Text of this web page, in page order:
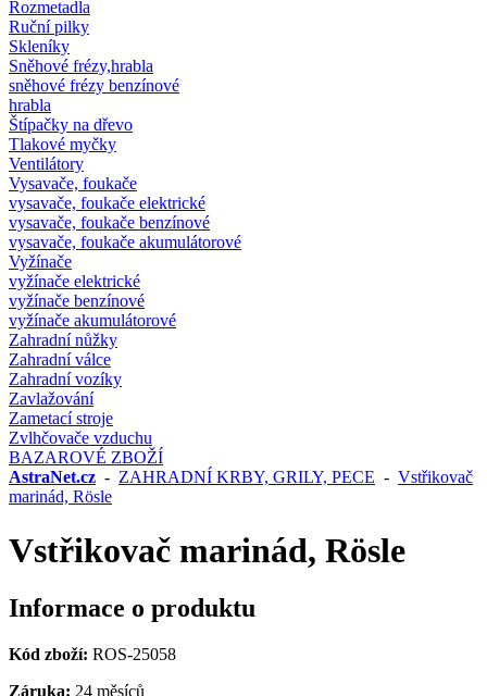
Rozmetadla
Ruční pilky
Skleníky
Sněhové frézy,hrabla
sněhové frézy benzínové
hrabla
Štípačky na dřevo
Tlakové myčky
Ventilátory
Vysavače, foukače
vysavače, foukače elektrické
vysavače, foukače benzínové
vysavače, foukače akumulátorové
Vyžínače
vyžínače elektrické
vyžínače benzínové
vyžínače akumulátorové
Zahradní nůžky
Zahradní válce
Zahradní vozíky
Zavlažování
Zametací stroje
Zvlhčovače vzduchu
BAZAROVÉ ZBOŽÍ
AstraNet.cz - ZAHRADNÍ KRBY, GRILY, PECE - Vstřikovač
marinád, Rösle
Vstřikovač marinád, Rösle
Informace o produktu
Kód zboží: ROS-25058
Záruka: 24 měsíců